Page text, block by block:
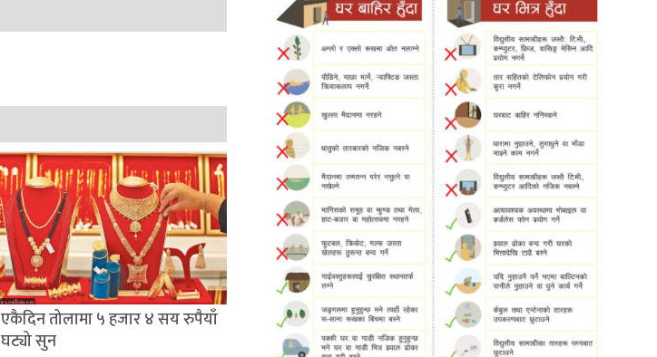
एकैदिन तोलामा ५ हजार ४ सय रुपैयाँ
घट्यो सुन